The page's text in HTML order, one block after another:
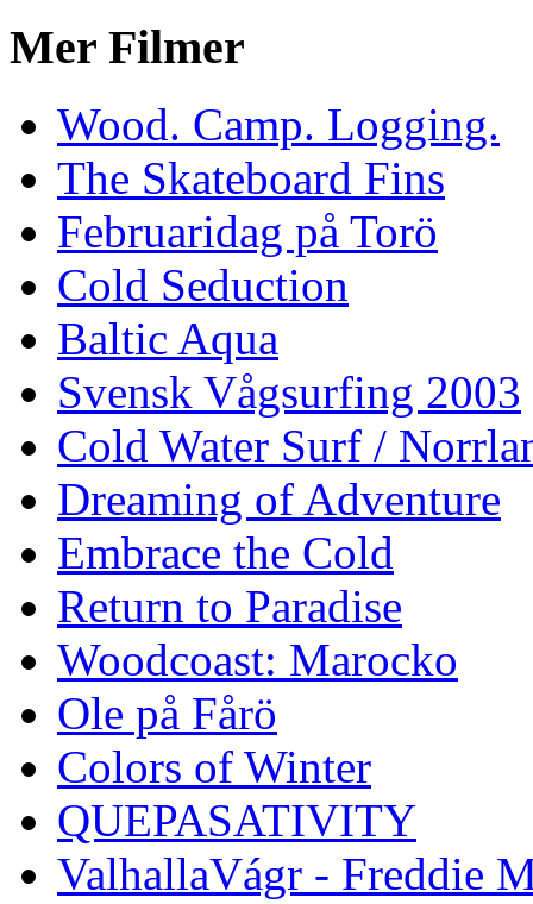
Mer Filmer
Wood. Camp. Logging.
The Skateboard Fins
Februaridag på Torö
Cold Seduction
Baltic Aqua
Svensk Vågsurfing 2003
Cold Water Surf /
Dreaming of Adventure
Embrace the Cold
Return to Paradise
Woodcoast: Marocko
Ole på Fårö
Colors of Winter
QUEPASATIVITY
ValhallaVágr - Freddie